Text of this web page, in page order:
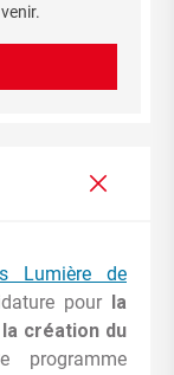
Lumière de
pour la
création du
programme